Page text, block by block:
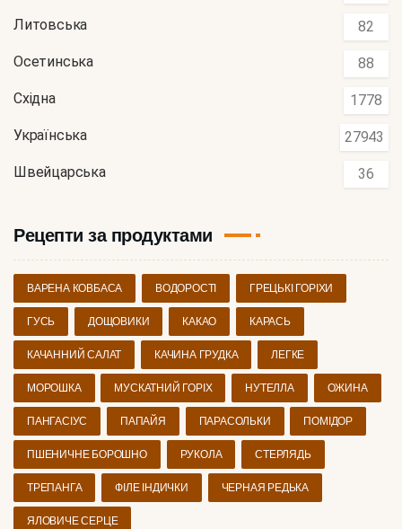
Литовська 82
Осетинська 88
Східна 1778
Українська 27943
Швейцарська 36
Рецепти за продуктами
ВАРЕНА КОВБАСА ВОДОРОСТІ ГРЕЦЬКІ ГОРІХИ
ГУСЬ ДОЩОВИКИ КАКАО КАРАСЬ
КАЧАННИЙ САЛАТ КАЧИНА ГРУДКА ЛЕГКЕ
МОРОШКА МУСКАТНИЙ ГОРІХ НУТЕЛЛА ОЖИНА
ПАНГАСІУС ПАПАЙЯ ПАРАСОЛЬКИ ПОМІДОР
ПШЕНИЧНЕ БОРОШНО РУКОЛА СТЕРЛЯДЬ
ТРЕПАНГА ФІЛЕ ІНДИЧКИ ЧЕРНАЯ РЕДЬКА
ЯЛОВИЧЕ СЕРЦЕ